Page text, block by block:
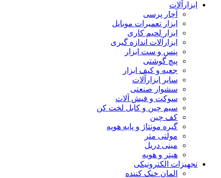
ابزارآلات
آچار پرسی
ابزار تعمیرات موبایل
ابزار لحیم کاری
ابزارآلات اندازه گیری
پنس و ست ابزار
پیچ گوشتی
جعبه و کیف ابزار
سایر ابزارآلات
سشوار صنعتی
سوکت و فیش آلات
سیم چین و کابل لخت کن
کف چین
گیره مونتاژ و پایه هویه
مولتی متر
مینی دریل
هیتر و هویه
تجهیزات الکترونیکی
المان خنک کننده